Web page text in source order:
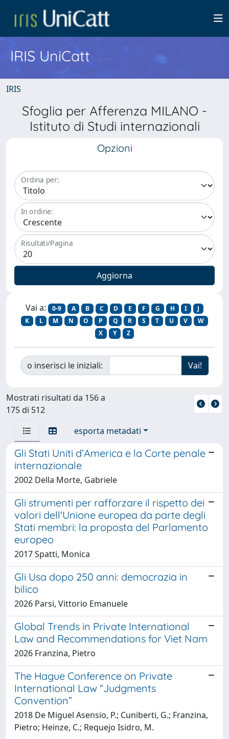
IRIS UniCatt
IRIS
Sfoglia per Afferenza MILANO -
Istituto di Studi internazionali
Opzioni
Ordina per:
In ordine:
Risultati/Pagina
Vai a: 0-9 A B C D E F G H I
J
K
L M N O P Q R S T U V
W
X
Y Z
o inserisci le iniziali:
Mostrati risultati da 156 a
175 di 512
esporta metadati
Gli Stati Uniti d’America e la Corte penale
internazionale
2002 Della Morte, Gabriele
Gli strumenti per rafforzare il rispetto dei
valori dell'Unione europea da parte degli
Stati membri: la proposta del Parlamento
europeo
2017 Spatti, Monica
Gli Usa dopo 250 anni: democrazia in
bilico
2026 Parsi, Vittorio Emanuele
Global Trends in Private International
Law and Recommendations for Viet Nam
2026 Franzina, Pietro
The Hague Conference on Private
International Law “Judgments
Convention”
2018 De Miguel Asensio, P.; Cuniberti, G.; Franzina,
Pietro; Heinze, C.; Requejo Isidro, M.